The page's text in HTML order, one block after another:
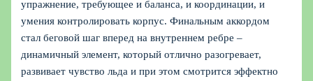
упражнение, требующее и баланса, и координации, и
умения контролировать корпус. Финальным аккордом
стал беговой шаг вперед на внутреннем ребре –
динамичный элемент, который отлично разогревает,
развивает чувство льда и при этом смотрится эффектно